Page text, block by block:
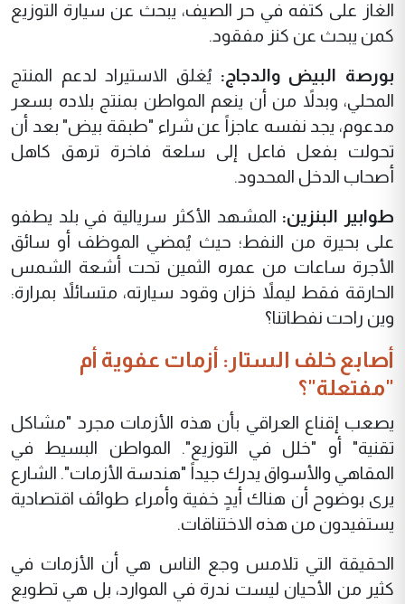
الغاز على كتفه في حر الصيف، يبحث عن سيارة التوزيع
كمن يبحث عن كنز مفقود.
بورصة البيض والدجاج: يُغلق الاستيراد لدعم المنتج
المحلي، وبدلاً من أن ينعم المواطن بمنتج بلاده بسعر
مدعوم، يجد نفسه عاجزاً عن شراء "طبقة بيض" بعد أن
تحولت بفعل فاعل إلى سلعة فاخرة ترهق كاهل
أصحاب الدخل المحدود.
طوابير البنزين: المشهد الأكثر سريالية في بلد يطفو
على بحيرة من النفط؛ حيث يُمضي الموظف أو سائق
الأجرة ساعات من عمره الثمين تحت أشعة الشمس
الحارقة فقط ليملاً خزان وقود سيارته، متسائلاً بمرارة:
وين راحت نفطاتنا؟
أصابع خلف الستار: أزمات عفوية أم
"مفتعلة"؟
يصعب إقناع العراقي بأن هذه الأزمات مجرد "مشاكل
تقنية" أو "خلل في التوزيع". المواطن البسيط في
المقاهي والأسواق يدرك جيداً "هندسة الأزمات". الشارع
يرى بوضوح أن هناك أيدٍ خفية وأمراء طوائف اقتصادية
يستفيدون من هذه الاختناقات.
الحقيقة التي تلامس وجع الناس هي أن الأزمات في
كثير من الأحيان ليست ندرة في الموارد، بل هي تطويع